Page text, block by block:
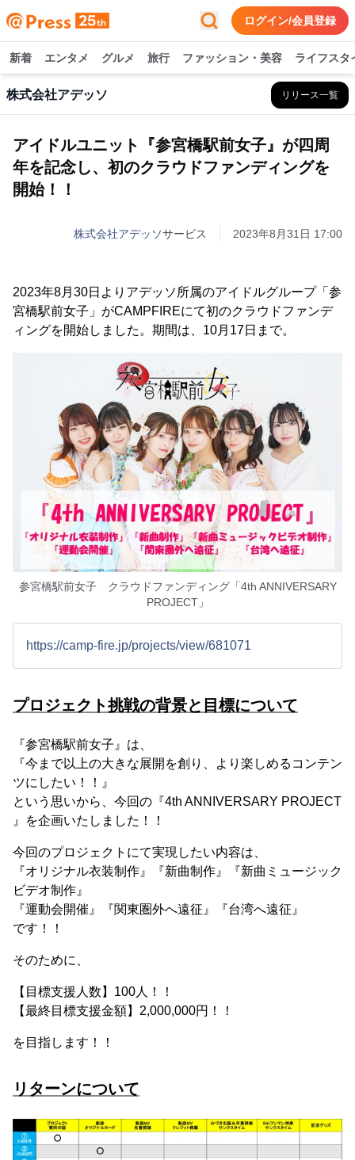
ログイン/会員登録
新着 エンタメ グルメ 旅行 ファッション・美容 ライフスタ
株式会社アデッソ リリース一覧
アイドルユニット『参宮橋駅前女子』が四周
年を記念し、初のクラウドファンディングを
開始！！
株式会社アデッソサービス 2023年8月31日 17:00
2023年8月30日よりアデッソ所属のアイドルグループ「参
宮橋駅前女子」がCAMPFIREにて初のクラウドファンデ
ィングを開始しました。期間は、10月17日まで。
参宮橋駅前女子 クラウドファンディング「4th ANNIVERSARY
PROJECT」
https://camp-fire.jp/projects/view/681071
プロジェクト挑戦の背景と目標について
『参宮橋駅前女子』は、
『今まで以上の大きな展開を創り、より楽しめるコンテン
ツにしたい！！』
という思いから、今回の『4th ANNIVERSARY PROJECT
』を企画いたしました！！
今回のプロジェクトにて実現したい内容は、
『オリジナル衣装制作』『新曲制作』『新曲ミュージック
ビデオ制作』
『運動会開催』『関東圏外へ遠征』『台湾へ遠征』
です！！
そのために、
【目標支援人数】100人！！
【最終目標支援金額】2,000,000円！！
を目指します！！
リターンについて